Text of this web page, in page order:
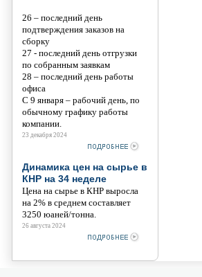
26 – последний день
подтверждения заказов на
сборку
27 - последний день отгрузки
по собранным заявкам
28 – последний день работы
офиса
С 9 января – рабочий день, по
обычному графику работы
компании.
23 декабря 2024
Динамика цен на сырье в
КНР на 34 неделе
Цена на сырье в КНР выросла
на 2% в среднем составляет
3250 юаней/тонна.
26 августа 2024